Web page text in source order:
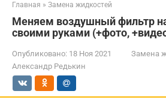
Главная » Замена жидкостей
Меняем воздушный фильтр
своими руками (+фото,
Опубликовано: 18 Ноя 2021
Замена
Александр Редькин